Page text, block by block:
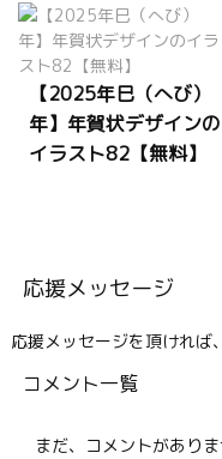
【2025年巳（へび）
年】年賀状デザインの
イラスト82【無料】
応援メッセージ
応援メッセージを頂けれ
コメント一覧
まだ、コメントがあり